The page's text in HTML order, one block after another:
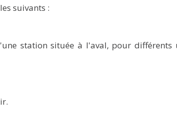
suivants :
station située à l'aval, pour différents